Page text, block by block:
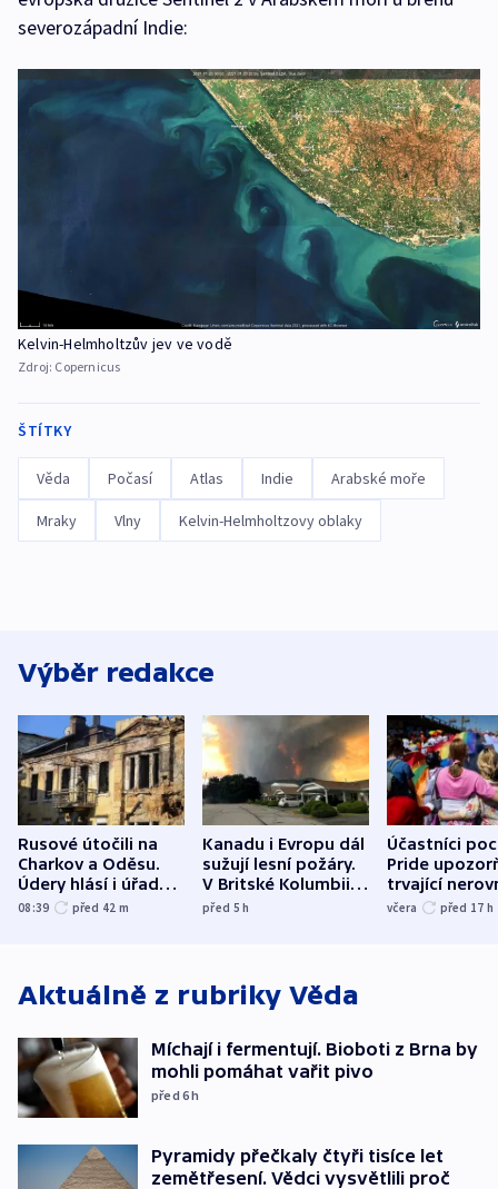
severozápadní Indie:
Kelvin-Helmholtzův jev ve vodě
Zdroj: Copernicus
ŠTÍTKY
Věda Počasí Atlas Indie Arabské moře
Mraky Vlny Kelvin-Helmholtzovy oblaky
Výběr redakce
Rusové útočili na
Charkov a Oděsu.
Údery hlásí i úřady v
Bělgorodu
08:39 před 42 m
Kanadu i Evropu dál
sužují lesní požáry.
V Britské Kolumbii
evakuovali tisíce lidí
před 5h
Účastníci
Pride
trvající
včera před 17 h
Aktuálně z rubriky Věda
Míchají i fermentují. Bioboti z Brna by
mohli pomáhat vařit pivo
před 6h
Pyramidy přečkaly čtyři tisíce let
zemětřesení. Vědci vysvětlili proč